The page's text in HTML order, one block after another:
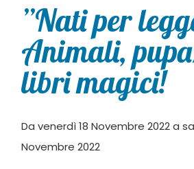
”Nati per
Animali,
libri magici!
Da venerdì 18 Novembre 2022 a
Novembre 2022